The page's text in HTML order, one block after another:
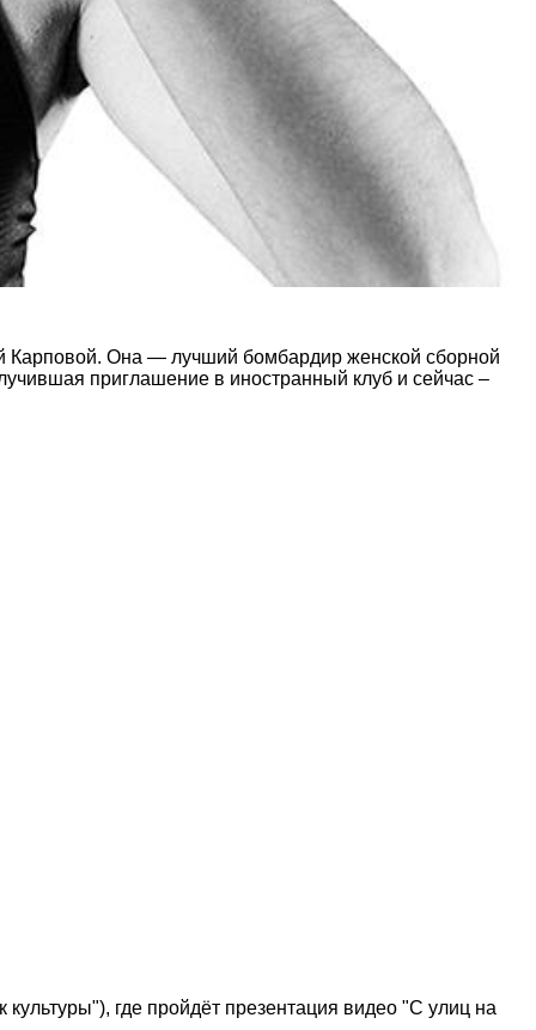
Карповой. Она — лучший бомбардир женской сборной
приглашение в иностранный клуб и сейчас –
где пройдёт презентация видео "С улиц на